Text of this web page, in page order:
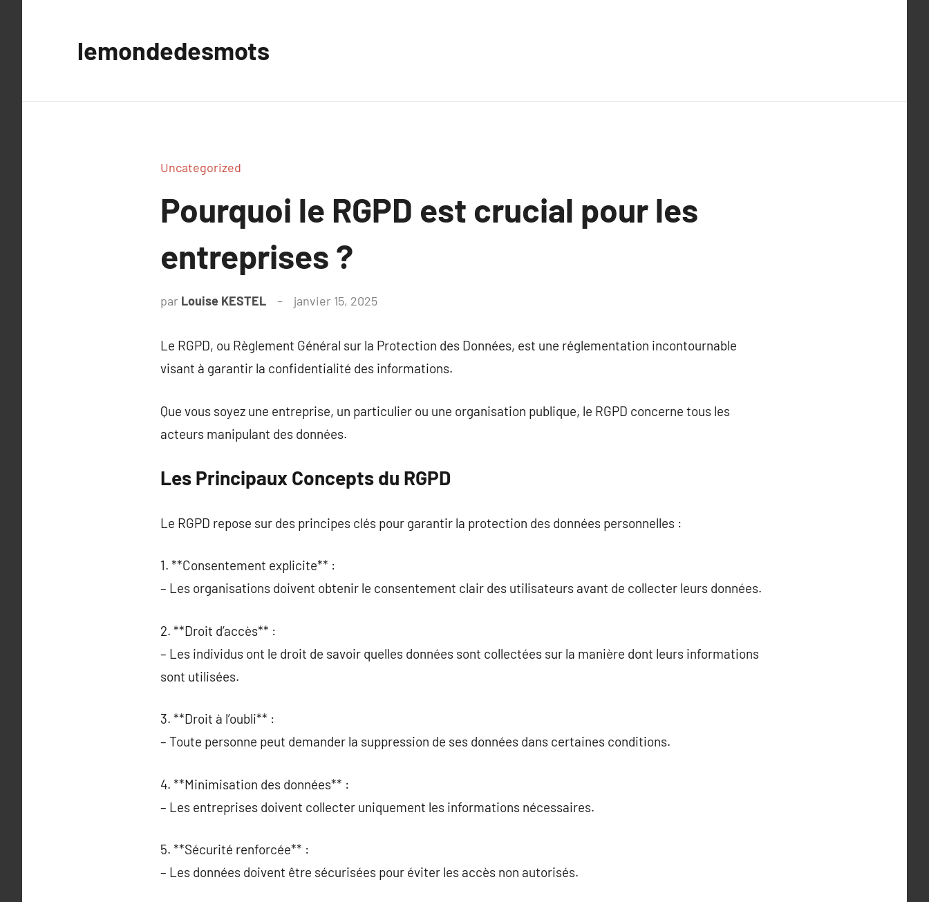
lemondedesmots
Uncategorized
Pourquoi le RGPD est crucial pour les
entreprises ?
par Louise KESTEL janvier 15, 2025
Le RGPD, ou Règlement Général sur la Protection des Données, est une réglementation incontournable
visant à garantir la confidentialité des informations.
Que vous soyez une entreprise, un particulier ou une organisation publique, le RGPD concerne tous les
acteurs manipulant des données.
Les Principaux Concepts du RGPD
Le RGPD repose sur des principes clés pour garantir la protection des données personnelles :
1. **Consentement explicite** :
– Les organisations doivent obtenir le consentement clair des utilisateurs avant de collecter leurs données.
2. **Droit d’accès** :
– Les individus ont le droit de savoir quelles données sont collectées sur la manière dont leurs informations
sont utilisées.
3. **Droit à l’oubli** :
– Toute personne peut demander la suppression de ses données dans certaines conditions.
4. **Minimisation des données** :
– Les entreprises doivent collecter uniquement les informations nécessaires.
5. **Sécurité renforcée** :
– Les données doivent être sécurisées pour éviter les accès non autorisés.